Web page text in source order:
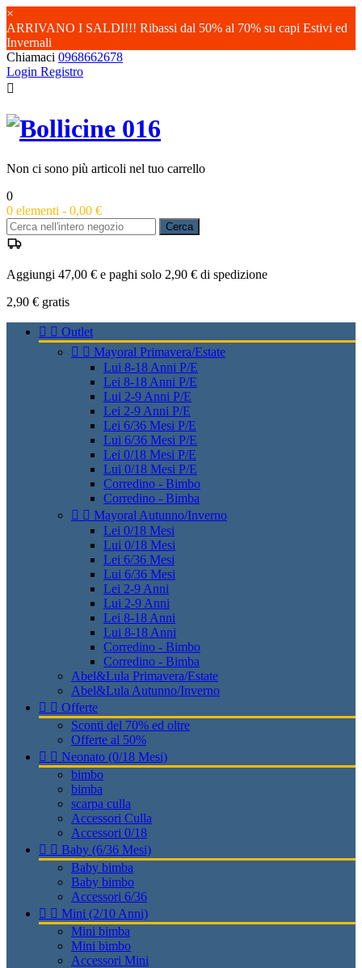
×
ARRIVANO I SALDI!!! Ribassi dal 50% al 70% su capi Estivi ed
Invernali
Chiamaci 0968662678
Login Registro

Non ci sono più articoli nel tuo carrello
0
0 elementi - 0,00 €
Cerca
Aggiungi 47,00 € e paghi solo 2,90 € di spedizione
2,90 € gratis
  Outlet
  Mayoral Primavera/Estate
Lui 8-18 Anni P/E
Lei 8-18 Anni P/E
Lui 2-9 Anni P/E
Lei 2-9 Anni P/E
Lei 6/36 Mesi P/E
Lui 6/36 Mesi P/E
Lei 0/18 Mesi P/E
Lui 0/18 Mesi P/E
Corredino - Bimbo
Corredino - Bimba
  Mayoral Autunno/Inverno
Lei 0/18 Mesi
Lui 0/18 Mesi
Lei 6/36 Mesi
Lui 6/36 Mesi
Lei 2-9 Anni
Lui 2-9 Anni
Lei 8-18 Anni
Lui 8-18 Anni
Corredino - Bimbo
Corredino - Bimba
Abel&Lula Primavera/Estate
Abel&Lula Autunno/Inverno
  Offerte
Sconti del 70% ed oltre
Offerte al 50%
  Neonato (0/18 Mesi)
bimbo
bimba
scarpa culla
Accessori Culla
Accessori 0/18
  Baby (6/36 Mesi)
Baby bimba
Baby bimbo
Accessori 6/36
  Mini (2/10 Anni)
Mini bimba
Mini bimbo
Accessori Mini